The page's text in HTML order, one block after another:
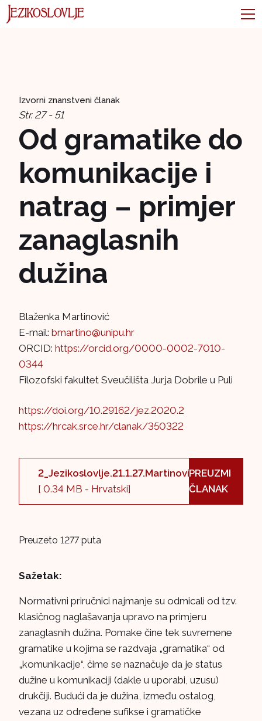
Izvorni znanstveni članak
Str. 27 - 51
Od gramatike do
komunikacije i
natrag – primjer
zanaglasnih
dužina
Blaženka Martinović
E-mail: bmartino@unipu.hr
ORCID: https://orcid.org/0000-0002-7010-
0344
Filozofski fakultet Sveučilišta Jurja Dobrile u Puli
https://doi.org/10.29162/jez.2020.2
https://hrcak.srce.hr/clanak/350322
2_Jezikoslovlje.21.1.27.Martinovic.pdf
[ 0.34 MB - Hrvatski]
PREUZMI
ČLANAK
Preuzeto 1277 puta
Sažetak:
Normativni priručnici najmanje su odmicali od tzv.
klasičnog naglašavanja upravo na primjeru
zanaglasnih dužina. Pomake čine tek suvremene
gramatike u kojima se razdvaja „gramatika“ od
„komunikacije“, čime se naznačuje da je status
dužine u komunikaciji (dakle u uporabi, uzusu)
drukčiji. Budući da je dužina, između ostalog,
vezana uz određene sufikse i gramatičke